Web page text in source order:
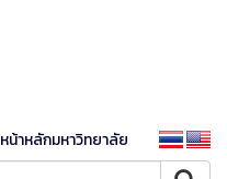
หน้าหลักมหาวิทยาลัย